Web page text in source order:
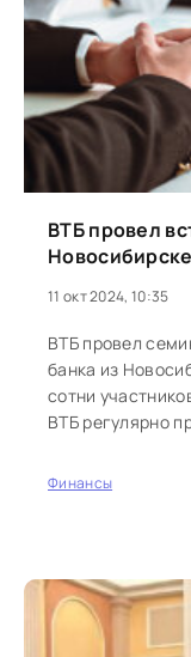
ВТБ провел
11 окт 2024, 10:35
ВТБ провел
банка из
сотни
ВТБ регулярно
Финансы